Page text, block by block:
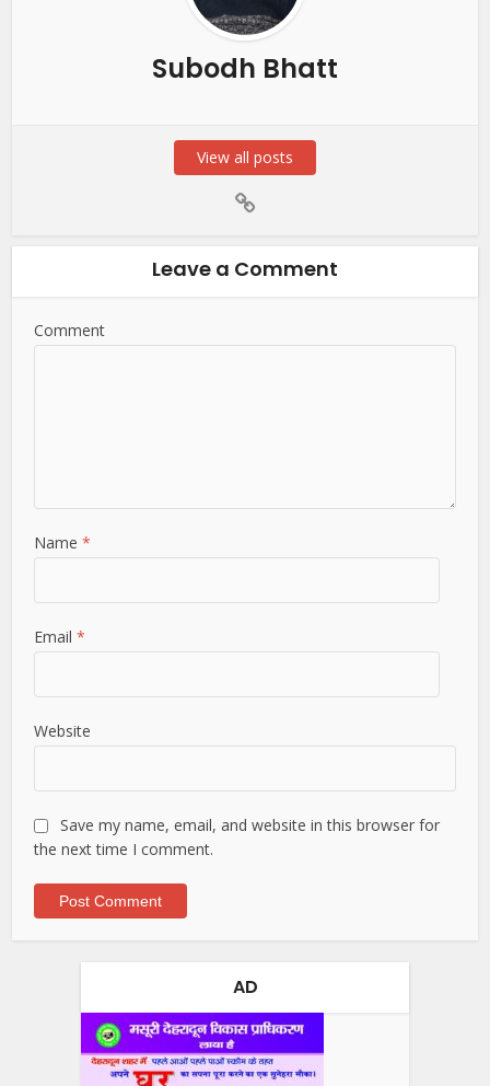
Subodh Bhatt
View all posts
Leave a Comment
Comment
Name*
Email*
Website
Save my name, email, and website in this browser for
the next time I comment.
AD